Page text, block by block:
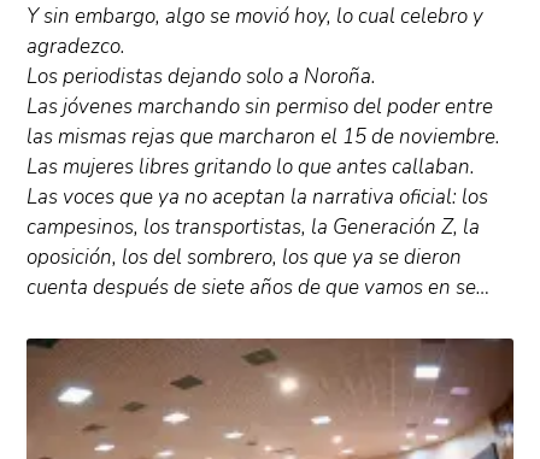
Y sin embargo, algo se movió hoy, lo cual celebro y
agradezco.
Los periodistas dejando solo a Noroña.
Las jóvenes marchando sin permiso del poder entre
las mismas rejas que marcharon el 15 de noviembre.
Las mujeres libres gritando lo que antes callaban.
Las voces que ya no aceptan la narrativa oficial: los
campesinos, los transportistas, la Generación Z, la
oposición, los del sombrero, los que ya se dieron
cuenta después de siete años de que vamos en se…